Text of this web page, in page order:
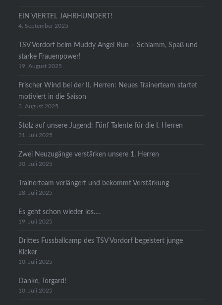
EIN VIERTEL JAHRHUNDERT!
4. September 2025
TSV Vordorf beim Muddy Angel Run – Schlamm, Spaß und
starke Frauenpower!
19. August 2025
Frischer Wind bei der II. Herren: Neues Trainerteam startet
motiviert in die Saison
3. August 2025
Stolz auf unsere Jugend: Fünf Talente für die I. Herren
31. Juli 2025
Zwei Neuzugänge verstärken unsere 1. Herren
30. Juli 2025
Trainerteam verlängert und bekommt Verstärkung
28. Juli 2025
Es geht schon wieder los….
19. Juli 2025
Drittes Fussballcamp des TSV Vordorf begeistert junge
Kicker
10. Juli 2025
Danke, Torgard!
10. Juli 2025